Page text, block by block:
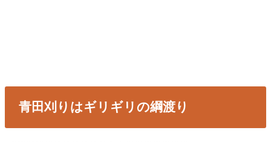
青田刈りはギリギリの綱渡り